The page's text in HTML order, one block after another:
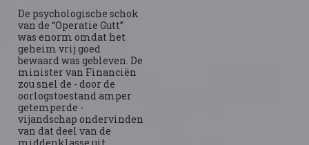
De psychologische schok
van de “Operatie Gutt”
was enorm omdat het
geheim vrij goed
bewaard was gebleven. De
minister van Financiën
zou snel de - door de
oorlogstoestand amper
getemperde -
vijandschap ondervinden
van dat deel van de